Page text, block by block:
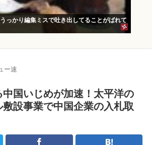
っかり編集ミスで吐き出してることがばれて
ー速
中国いじめが加速！太平洋の
設事業で中国企業の入札取